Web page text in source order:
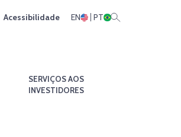
Acessibilidade EN PT
SERVIÇOS AOS
INVESTIDORES